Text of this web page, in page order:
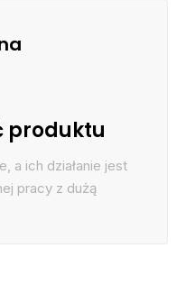
produktu
a ich działanie jest
pracy z dużą